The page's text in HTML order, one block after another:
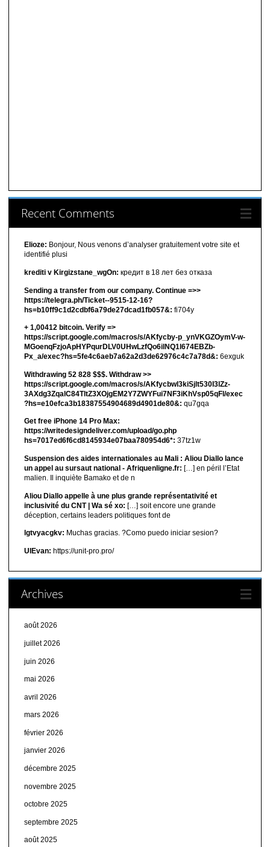
Recent Comments
Elioze: Bonjour, Nous venons d’analyser gratuitement votre site et
identifié plusi
krediti v Kirgizstane_wgOn: кредит в 18 лет без отказа
Sending a transfer from our company. Continue =>>
https://telegra.ph/Ticket--9515-12-16?
hs=b10ff9c1d2cdbf6a79de27dcad1fb057&: fi704y
+ 1,00412 bitсоin. Verify =>
https://script.google.com/macros/s/AKfycby-p_ynVKGZOymV-w-
MGoenqFzjoApHYPqurDLV0UHwLzfQo6ilNQ1l674EBZb-
Px_a/exec?hs=5fe4c6aeb7a62a2d3de62976c4c7a78d&: 6exguk
Withdrawing 52 828 $$$. Withdrаw >>
https://script.google.com/macros/s/AKfycbwl3kiSjlt530I3lZz-
3AXdg3ZqalC84TltZ3XOjgEM2Y7ZWYFui7NF3iKhVsp05qFl/exec
?hs=e10efca3b18387554904689d4901de80&: qu7gqa
Get free iPhone 14 Pro Max:
https://writedesigndeliver.com/upload/go.php
hs=7017ed6f6cd8145934e07baa780954d6*: 37tz1w
Suspension des aides internationales au Mali : Aliou Diallo lance
un appel au sursaut national - Afriquenligne.fr: […] en péril l’Etat
malien. Il inquiète Bamako et de n
Aliou Diallo appelle à une plus grande représentativité et
inclusivité du CNT | Wa sé xo: […] soit encore une grande
déception, certains leaders politiques font de
lgtvyacgkv: Muchas gracias. ?Como puedo iniciar sesion?
UIEvan: https://unit-pro.pro/
Archives
août 2026
juillet 2026
juin 2026
mai 2026
avril 2026
mars 2026
février 2026
janvier 2026
décembre 2025
novembre 2025
octobre 2025
septembre 2025
août 2025